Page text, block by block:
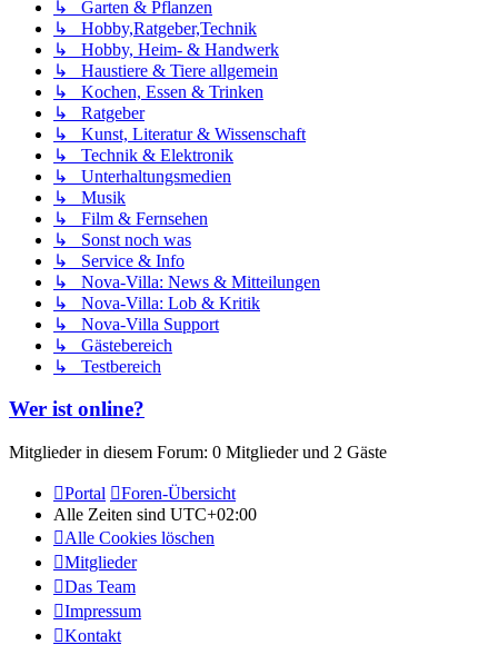
↳ Garten & Pflanzen
↳ Hobby,Ratgeber,Technik
↳ Hobby, Heim- & Handwerk
↳ Haustiere & Tiere allgemein
↳ Kochen, Essen & Trinken
↳ Ratgeber
↳ Kunst, Literatur & Wissenschaft
↳ Technik & Elektronik
↳ Unterhaltungsmedien
↳ Musik
↳ Film & Fernsehen
↳ Sonst noch was
↳ Service & Info
↳ Nova-Villa: News & Mitteilungen
↳ Nova-Villa: Lob & Kritik
↳ Nova-Villa Support
↳ Gästebereich
↳ Testbereich
Wer ist online?
Mitglieder in diesem Forum: 0 Mitglieder und 2 Gäste
Portal
Foren-Übersicht
Alle Zeiten sind UTC+02:00
Alle Cookies löschen
Mitglieder
Das Team
Impressum
Kontakt